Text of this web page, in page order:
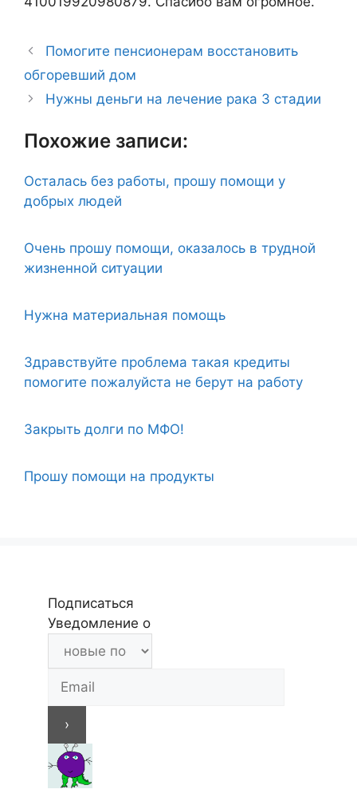
Помогите пенсионерам восстановить
обгоревший дом
Нужны деньги на лечение рака 3 стадии
Похожие записи:
Осталась без работы, прошу помощи у
добрых людей
Очень прошу помощи, оказалось в трудной
жизненной ситуации
Нужна материальная помощь
Здравствуйте проблема такая кредиты
помогите пожалуйста не берут на работу
Закрыть долги по МФО!
Прошу помощи на продукты
Подписаться
Уведомление о